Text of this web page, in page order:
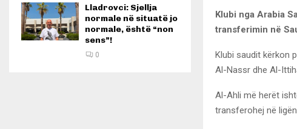
Klubi nga Arabia
transferimin në
Klubi saudit kërkon
Al-Nassr dhe Al-
Al-Ahli më herët
transferohej në
Lladrovci: Sjellja
normale në situatë jo
normale, është “non
sens”!
0